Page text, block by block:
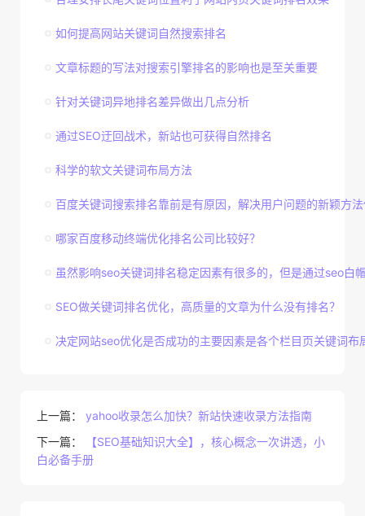
如何提高网站关键词自然搜索排名
文章标题的写法对搜索引擎排名的影响也是至关重要
针对关键词异地排名差异做出几点分析
通过SEO迂回战术，新站也可获得自然排名
科学的软文关键词布局方法
百度关键词搜索排名靠前是有原因，解决用户问题的新颖方
哪家百度移动终端优化排名公司比较好？
虽然影响seo关键词排名稳定因素有很多的，但是通过seo白
SEO做关键词排名优化，高质量的文章为什么没有排名？
决定网站seo优化是否成功的主要因素是各个栏目页关键词布
上一篇： yahoo收录怎么加快？新站快速收录方法指南
下一篇：
【SEO基础知识大全】，核心概念一次讲透，小
白必备手册